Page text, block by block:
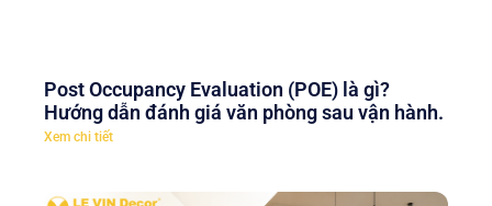
Post Occupancy Evaluation (POE) là gì?
Hướng dẫn đánh giá văn phòng sau vận hành.
Xem chi tiết